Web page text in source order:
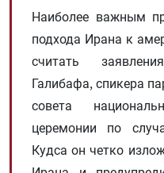
Наиболее важным
подхода Ирана к
считать
Галибафа, спикера
совета
церемонии по
Кудса он четко